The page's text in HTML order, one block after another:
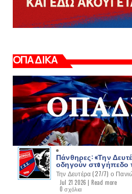
ΟΠΑΔΙΚΑ
Πάνθηρες: «Την
οδηγούν στo γήπεδο
Την Δευτέρα (27/7) ο
Jul 21 2026 | Read more
0 σχόλια